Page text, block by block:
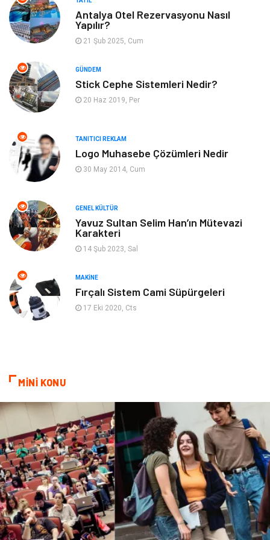
Tatil
Emlak
Gayrimenkul Moda
Bilgisayar & Yazılım Müzik
Mobilya
Ev İşleri
Aksesuar
Gençlik Eğlence
İnternet
Tarım & Hayvancılık Cam
Şile bezi Restaurant
Antalya Otel Rezervasyonu Nasıl
Yapılır?
21 Şub 2025, Cum
GÜNDEM
Stick Cephe Sistemleri Nedir?
20 Haz 2019, Per
TANITICI REKLAM
Logo Muhasebe Çözümleri Nedir
30 May 2014, Cum
GENEL KÜLTÜR
Yavuz Sultan Selim Han’ın Mütevazi
Karakteri
14 Şub 2023, Sal
MAKINE
Fırçalı Sistem Cami Süpürgeleri
17 Eki 2020, Cts
MİNİ KONU